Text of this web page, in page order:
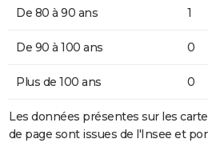
De 80 à 90 ans 1
De 90 à 100 ans 0
Plus de 100 ans 0
Les données présentes sur les
de page sont issues de l'Insee et